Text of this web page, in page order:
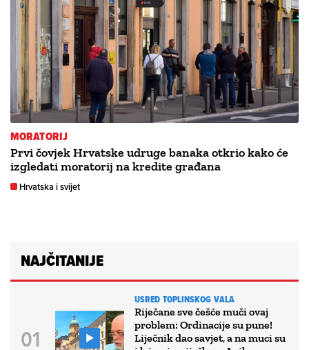
MORATORIJ
Prvi čovjek Hrvatske udruge banaka otkrio kako će
izgledati moratorij na kredite građana
Hrvatska i svijet
NAJČITANIJE
USRED TOPLINSKOG VALA
Riječane sve češće muči ovaj
problem: Ordinacije su pune!
Liječnik dao savjet, a na muci su